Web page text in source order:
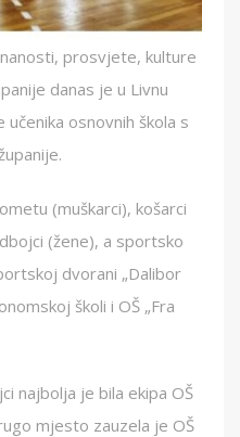
prosvjete, kulture
danas je u Livnu
osnovnih škola s
(muškarci), košarci
(žene), a sportsko
dvorani „Dalibor
školi i OŠ „Fra
najbolja je bila ekipa OŠ
mjesto zauzela je OŠ